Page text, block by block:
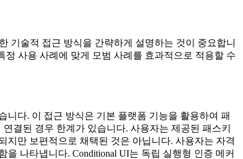
기술적 접근 방식을 간략하게 설명하는 것이 중요합니
사용 사례에 맞게 모범 사례를 효과적으로 적용할 수
다. 이 접근 방식은 기본 플랫폼 기능을 활용하여 패
결된 경우 한계가 있습니다. 사용자는 제공된 패스키
지만 보편적으로 채택된 것은 아닙니다. 사용자는 자격
나타냅니다. Conditional UI는 독립 실행형 인증 메커